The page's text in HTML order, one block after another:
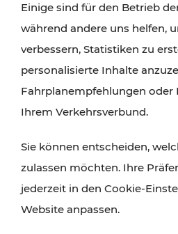
Attraktionen sind mit den
Angeboten des VOR gut und
Einige sind für den Betrieb
während andere uns helfen,
verbessern, Statistiken zu
personalisierte Inhalte
Fahrplanempfehlungen oder
Ihrem Verkehrsverbund.
Sie können entscheiden,
zulassen möchten. Ihre
jederzeit in den Cookie-
Website anpassen.